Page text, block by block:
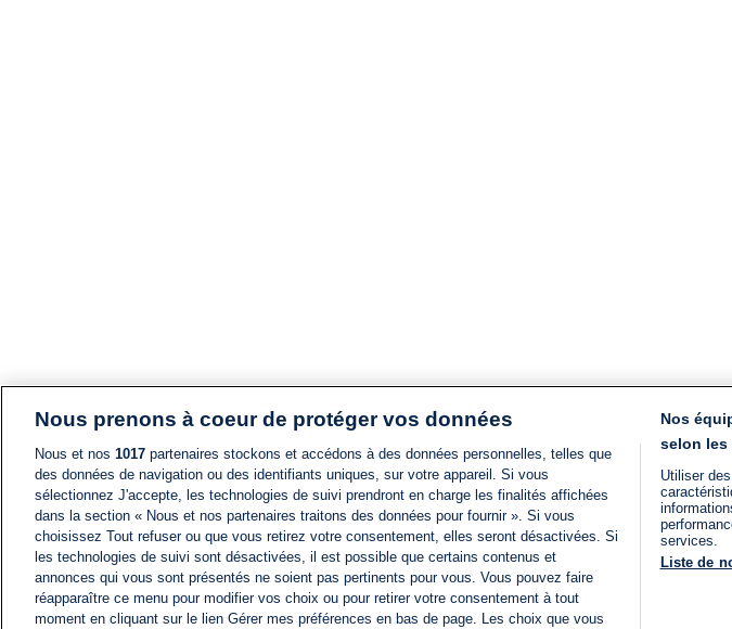
Nous prenons à coeur de protéger vos données
Nous et nos 1017 partenaires stockons et accédons à des données personnelles, telles que
des données de navigation ou des identifiants uniques, sur votre appareil. Si vous
sélectionnez J'accepte, les technologies de suivi prendront en charge les finalités affichées
dans la section « Nous et nos partenaires traitons des données pour fournir ». Si vous
choisissez Tout refuser ou que vous retirez votre consentement, elles seront désactivées. Si
les technologies de suivi sont désactivées, il est possible que certains contenus et
annonces qui vous sont présentés ne soient pas pertinents pour vous. Vous pouvez faire
réapparaître ce menu pour modifier vos choix ou pour retirer votre consentement à tout
moment en cliquant sur le lien Gérer mes préférences en bas de page. Les choix que vous
Nos
selon
Utiliser
services.
Liste de